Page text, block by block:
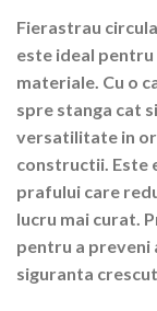
Fierastrau
este ideal
materiale. Cu o
spre stanga cat
versatilitate in
constructii. Este
prafului care
lucru mai curat.
pentru a
siguranta